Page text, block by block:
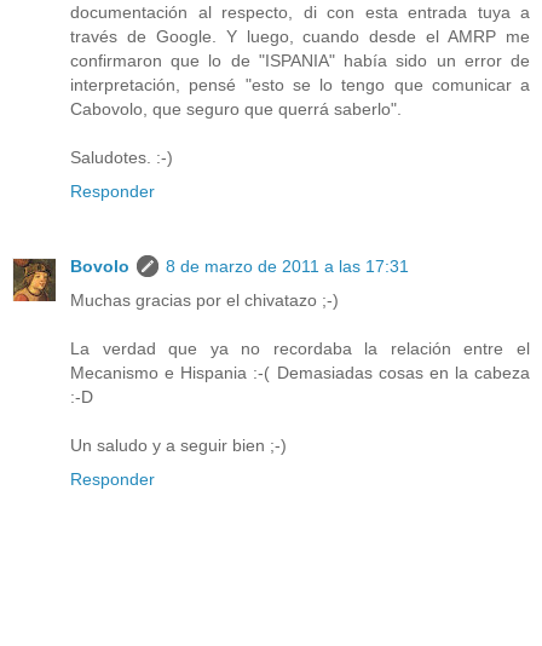
documentación al respecto, di con esta entrada tuya a
través de Google. Y luego, cuando desde el AMRP me
confirmaron que lo de "ISPANIA" había sido un error de
interpretación, pensé "esto se lo tengo que comunicar a
Cabovolo, que seguro que querrá saberlo".
Saludotes. :-)
Responder
Bovolo
8 de marzo de 2011 a las 17:31
Muchas gracias por el chivatazo ;-)
La verdad que ya no recordaba la relación entre el
Mecanismo e Hispania :-( Demasiadas cosas en la cabeza
:-D
Un saludo y a seguir bien ;-)
Responder